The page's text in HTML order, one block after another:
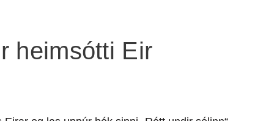
heimsótti Eir